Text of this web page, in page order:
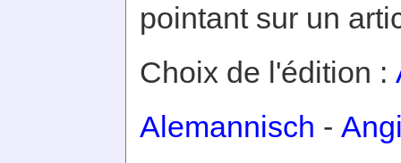
pointant sur un
Choix de l'édition :
Alemannisch -